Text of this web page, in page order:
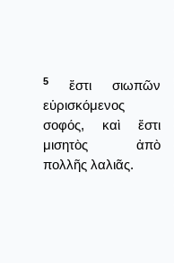
5
ἔστι σιωπῶν
εὑρισκόμενος
σοφός, καὶ ἔστι
μισητὸς ἀπὸ
πολλῆς λαλιᾶς.